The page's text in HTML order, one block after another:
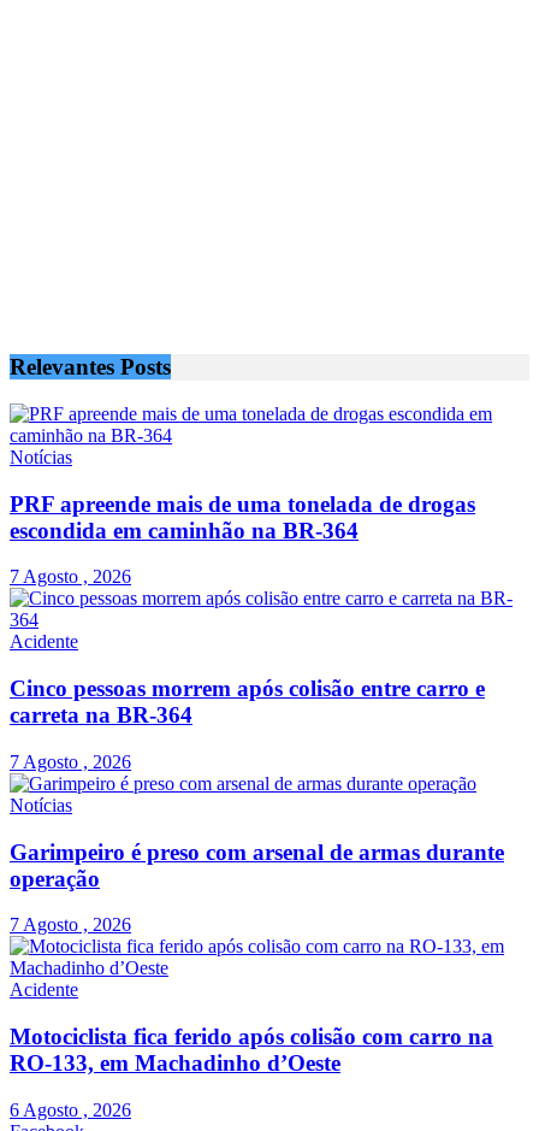
Relevantes Posts
Notícias
PRF apreende mais de uma tonelada de drogas
escondida em caminhão na BR-364
7 Agosto , 2026
Acidente
Cinco pessoas morrem após colisão entre carro e
carreta na BR-364
7 Agosto , 2026
Notícias
Garimpeiro é preso com arsenal de armas durante
operação
7 Agosto , 2026
Acidente
Motociclista fica ferido após colisão com carro na
RO-133, em Machadinho d’Oeste
6 Agosto , 2026